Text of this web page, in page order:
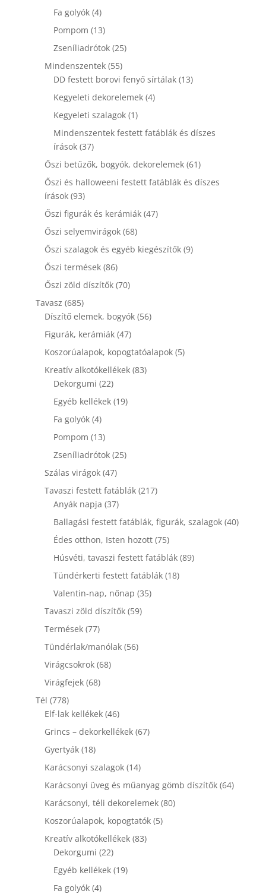
Fa golyók 44
termék
Pompom 1313
termék
Zseníliadrótok 2525
Mindenszentek 5555
termék
DD festett borovi fenyő sírtálak 1313
Kegyeleti dekorelemek 44
Kegyeleti szalagok 11
termék
Mindenszentek festett fatáblák és díszes
írások 3737
termék
Őszi betűzők, bogyók, dekorelemek 6161
termék
Őszi és halloweeni festett fatáblák és díszes
írások 9393
termék
Őszi figurák és kerámiák 4747
Őszi selyemvirágok 6868
termék
Őszi szalagok és egyéb kiegészítők 99
Őszi termések 8686
termék
Őszi zöld díszítők 7070
Tavasz 685685
termék
Díszítő elemek, bogyók 5656
Figurák, kerámiák 4747
termék
Koszorúalapok, kopogtatóalapok 55
Kreatív alkotókellékek 8383
Dekorgumi 2222
termék
Egyéb kellékek 1919
Fa golyók 44
termék
Pompom 1313
termék
Zseníliadrótok 2525
Szálas virágok 4747
termék
Tavaszi festett fatáblák 217217
Anyák napja 3737
termék
Ballagási festett fatáblák, figurák, szalagok 4040
Édes otthon, Isten hozott 7575
termék
Húsvéti, tavaszi festett fatáblák 8989
Tündérkerti festett fatáblák 1818
Valentin-nap, nőnap 3535
Tavaszi zöld díszítők 5959
Termések 7777
termék
Tündérlak/manólak 5656
Virágcsokrok 6868
Virágfejek 6868
Tél 778778
termék
Elf-lak kellékek 4646
termék
Grincs – dekorkellékek 6767
Gyertyák 1818
termék
Karácsonyi szalagok 1414
Karácsonyi üveg és műanyag gömb díszítők 6464
Karácsonyi, téli dekorelemek 8080
Koszorúalapok, kopogtatók 55
Kreatív alkotókellékek 8383
Dekorgumi 2222
termék
Egyéb kellékek 1919
Fa golyók 44